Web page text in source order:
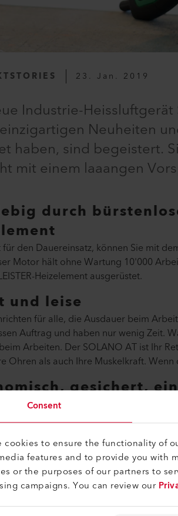
Consent
cookies to ensure the functionality of
features and to provide you with
or the purposes of our partners to
campaigns. You can review our
23. Jan. 2019
Industrie-
Neuheiten
haben, sind begeistert.
mit einem laaangen
durch
den Dauereinsatz, können Sie mit
Motor hält ohne Wartung 10'000
Heizelement ausgerüstet.
und leise
für alle, die Ausdauer beim
Auftrag und haben nur wenig Zeit.
Arbeiten. Der SOLANO AT ist Ihr
Ohren als auch Ihre Muskelkraft.
gesichert,
zufällige Aneinanderreihung
arbeiten.